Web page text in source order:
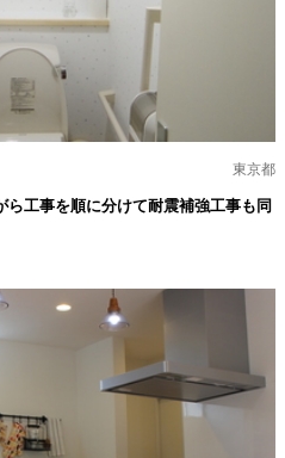
東京都
工事を順に分けて耐震補強工事も同